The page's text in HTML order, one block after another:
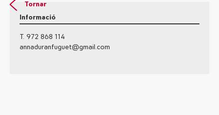
Tornar
Informació
T. 972 868 114
annaduranfuguet@gmail.com